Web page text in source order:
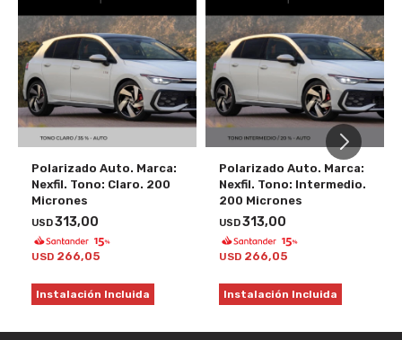
Polarizado Auto. Marca:
Nexfil. Tono: Claro. 200
Micrones
USD313,00
USD 266,05
Instalación Incluida
Polarizado Auto. Marca:
Nexfil. Tono: Intermedio.
200 Micrones
USD313,00
USD 266,05
Instalación Incluida